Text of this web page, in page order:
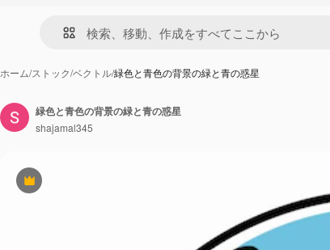
ホーム/ストック/ベクトル/緑色と青色の背景の緑と青の惑星
Premium
緑色と青色の背景の緑と青の惑星
shajamal345